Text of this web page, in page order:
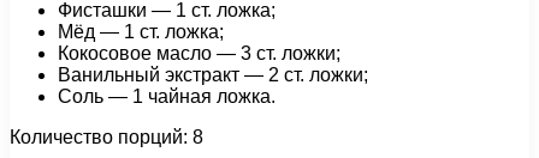
Фисташки — 1 ст. ложка;
Мёд — 1 ст. ложка;
Кокосовое масло — 3 ст. ложки;
Ванильный экстракт — 2 ст. ложки;
Соль — 1 чайная ложка.
Количество порций: 8